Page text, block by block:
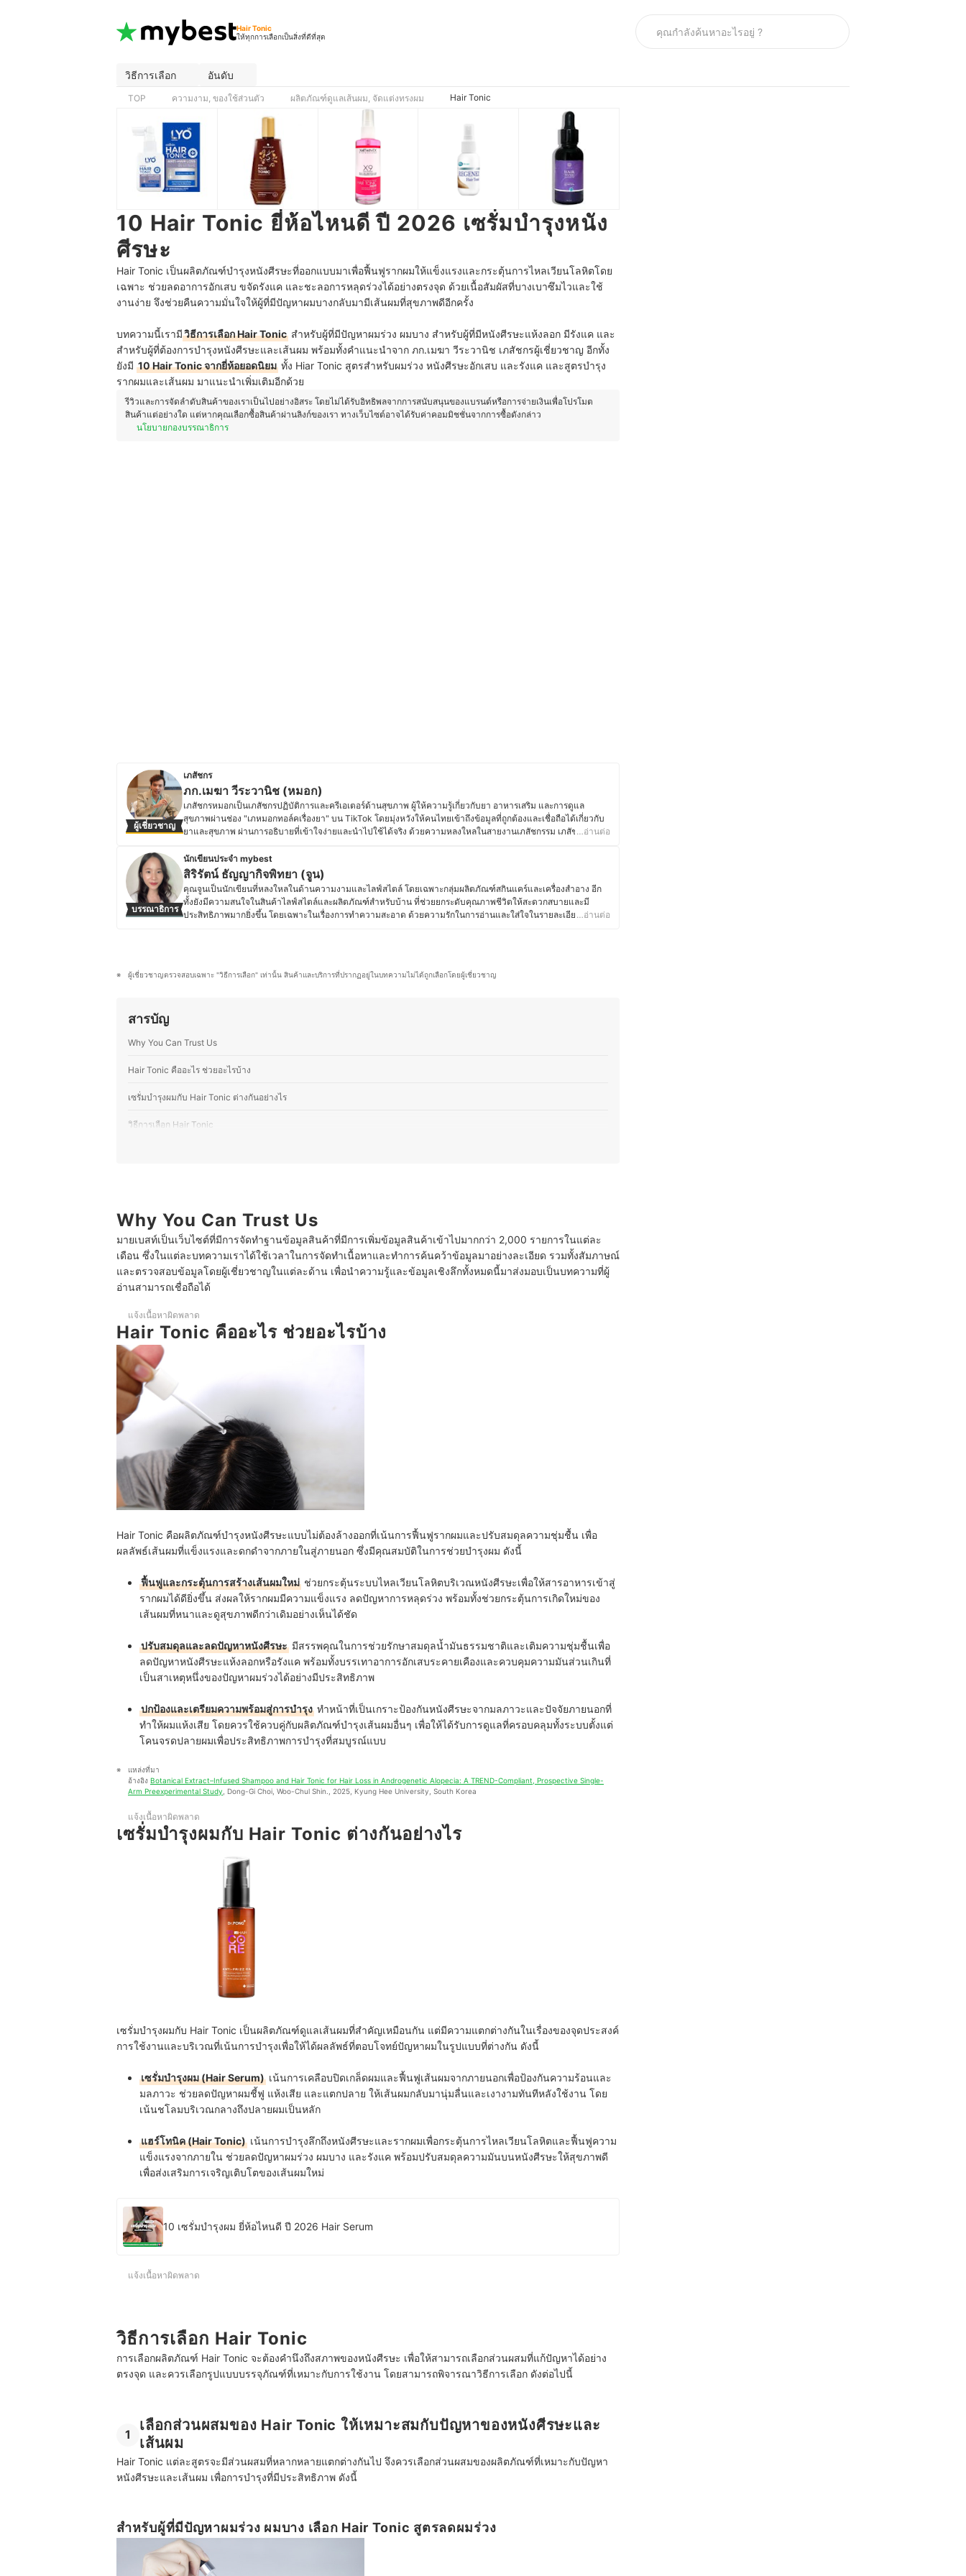
Hair Tonic
ให้ทุกการเลือกเป็นสิ่งที่ดีที่สุด
วิธีการเลือก อันดับ
TOP ความงาม, ของใช้ส่วนตัว ผลิตภัณฑ์ดูแลเส้นผม, จัดแต่งทรงผม Hair Tonic
10 Hair Tonic ยี่ห้อไหนดี ปี 2026 เซรั่มบํารุงหนัง
ศีรษะ
Hair Tonic เป็นผลิตภัณฑ์บำรุงหนังศีรษะที่ออกแบบมาเพื่อฟื้นฟูรากผมให้แข็งแรงและกระตุ้นการไหลเวียนโลหิตโดย
เฉพาะ ช่วยลดอาการอักเสบ ขจัดรังแค และชะลอการหลุดร่วงได้อย่างตรงจุด ด้วยเนื้อสัมผัสที่บางเบาซึมไวและใช้
งานง่าย จึงช่วยคืนความมั่นใจให้ผู้ที่มีปัญหาผมบางกลับมามีเส้นผมที่สุขภาพดีอีกครั้ง
บทความนี้เรามีวิธีการเลือก Hair Tonic สำหรับผู้ที่มีปัญหาผมร่วง ผมบาง สำหรับผู้ที่มีหนังศีรษะแห้งลอก มีรังแค และ
สำหรับผู้ที่ต้องการบำรุงหนังศีรษะและเส้นผม พร้อมทั้งคำแนะนำจาก ภก.เมฆา วีระวานิช เภสัชกรผู้เชี่ยวชาญ อีกทั้ง
ยังมี 10 Hair Tonic จากยี่ห้อยอดนิยม ทั้ง Hiar Tonic สูตรสำหรับผมร่วง หนังศีรษะอักเสบ และรังแค และสูตรบำรุง
รากผมและเส้นผม มาแนะนำเพิ่มเติมอีกด้วย
รีวิวและการจัดลำดับสินค้าของเราเป็นไปอย่างอิสระ โดยไม่ได้รับอิทธิพลจากการสนับสนุนของแบรนด์หรือการจ่ายเงินเพื่อโปรโมต
สินค้าแต่อย่างใด แต่หากคุณเลือกซื้อสินค้าผ่านลิงก์ของเรา ทางเว็บไซต์อาจได้รับค่าคอมมิชชั่นจากการซื้อดังกล่าว
นโยบายกองบรรณาธิการ
ผู้เชี่ยวชาญ
เภสัชกร
ภก.เมฆา วีระวานิช (หมอก)
เภสัชกรหมอกเป็นเภสัชกรปฏิบัติการและครีเอเตอร์ด้านสุขภาพ ผู้ให้ความรู้เกี่ยวกับยา อาหารเสริม และการดูแล
สุขภาพผ่านช่อง "เภหมอกทอล์คเรื่องยา" บน TikTok โดยมุ่งหวังให้คนไทยเข้าถึงข้อมูลที่ถูกต้องและเชื่อถือได้เกี่ยวกับ
ยาและสุขภาพ ผ่านการอธิบายที่เข้าใจง่ายและนำไปใช้ได้จริง ด้วยความหลงใหลในสายงานเภสัชกรรม เภสัชกรหมอก
นานาชาติ ทำให้มีทักษะในการสื่อสารความรู้ทางวิชาการให้ง่ายต่อการเข้าใจ โดยปัจจุบันยังคงพัฒนาเนื้อหาเกี่ยวกับ
การใช้ยาอย่างถูกต้อง การเลือกผลิตภัณฑ์สุขภาพที่เหมาะสม ตลอดจนเทคนิคการดูแลสุขภาพเชิงป้องกัน เพื่อให้ผู้คน
ดูแลตัวเองและคนรอบข้างได้อย่างมีประสิทธิภาพ นอกจากนี้ เภสัชกรหมอกยังเชื่อว่า "ความรู้ด้านสุขภาพที่ถูกต้อง
สามารถช่วยให้ทุกคนมีชีวิตที่ดีขึ้น" จึงมุ่งมั่นสร้างสรรค์คอนเทนต์ที่ให้ทั้งสาระ ความถูกต้อง และความเข้าใจง่าย เพื่อ
ให้ข้อมูลทางสุขภาพเข้าถึงคนทุกกลุ่ม และช่วยลดความเข้าใจผิดเกี่ยวกับยาและอาหารเสริมที่พบได้บ่อยในสังคม
…อ่านต่อ
บรรณาธิการ
นักเขียนประจำ mybest
สิริรัตน์ ธัญญากิจพิทยา (จูน)
คุณจูนเป็นนักเขียนที่หลงใหลในด้านความงามและไลฟ์สไตล์ โดยเฉพาะกลุ่มผลิตภัณฑ์สกินแคร์และเครื่องสำอาง อีก
ทั้งยังมีความสนใจในสินค้าไลฟ์สไตล์และผลิตภัณฑ์สำหรับบ้าน ที่ช่วยยกระดับคุณภาพชีวิตให้สะดวกสบายและมี
ประสิทธิภาพมากยิ่งขึ้น โดยเฉพาะในเรื่องการทำความสะอาด ด้วยความรักในการอ่านและใส่ใจในรายละเอียด คุณจูน
ประวัติของ สิริรัตน์ ธัญญากิจพิทยา (จูน)
…อ่านต่อ
ผู้เชี่ยวชาญตรวจสอบเฉพาะ "วิธีการเลือก" เท่านั้น สินค้าและบริการที่ปรากฏอยู่ในบทความไม่ได้ถูกเลือกโดยผู้เชี่ยวชาญ
สารบัญ
Why You Can Trust Us
Hair Tonic คืออะไร ช่วยอะไรบ้าง
เซรั่มบำรุงผมกับ Hair Tonic ต่างกันอย่างไร
วิธีการเลือก Hair Tonic
เลือกจากเนื้อสัมผัสของ Hair Tonic ให้เหมาะกับความต้องการ
4 เลือก Hair Tonic ที่ได้มาตรฐานและมีเลขจดแจ้งจาก อย.
10 Hair Tonic ยี่ห้อไหนดี เซรั่มบํารุงหนังศีรษะ
Hair Tonic อันตรายไหม
Why You Can Trust Us
มายเบสท์เป็นเว็บไซต์ที่มีการจัดทำฐานข้อมูลสินค้าที่มีการเพิ่มข้อมูลสินค้าเข้าไปมากกว่า 2,000 รายการในแต่ละ
เดือน ซึ่งในแต่ละบทความเราได้ใช้เวลาในการจัดทำเนื้อหาและทำการค้นคว้าข้อมูลมาอย่างละเอียด รวมทั้งสัมภาษณ์
และตรวจสอบข้อมูลโดยผู้เชี่ยวชาญในแต่ละด้าน เพื่อนำความรู้และข้อมูลเชิงลึกทั้งหมดนี้มาส่งมอบเป็นบทความที่ผู้
อ่านสามารถเชื่อถือได้
แจ้งเนื้อหาผิดพลาด
Hair Tonic คืออะไร ช่วยอะไรบ้าง
Hair Tonic คือผลิตภัณฑ์บำรุงหนังศีรษะแบบไม่ต้องล้างออกที่เน้นการฟื้นฟูรากผมและปรับสมดุลความชุ่มชื้น เพื่อ
ผลลัพธ์เส้นผมที่แข็งแรงและดกดำจากภายในสู่ภายนอก ซึ่งมีคุณสมบัติในการช่วยบำรุงผม ดังนี้
ฟื้นฟูและกระตุ้นการสร้างเส้นผมใหม่ ช่วยกระตุ้นระบบไหลเวียนโลหิตบริเวณหนังศีรษะเพื่อให้สารอาหารเข้าสู่
รากผมได้ดียิ่งขึ้น ส่งผลให้รากผมมีความแข็งแรง ลดปัญหาการหลุดร่วง พร้อมทั้งช่วยกระตุ้นการเกิดใหม่ของ
เส้นผมที่หนาและดูสุขภาพดีกว่าเดิมอย่างเห็นได้ชัด
ปรับสมดุลและลดปัญหาหนังศีรษะ มีสรรพคุณในการช่วยรักษาสมดุลน้ำมันธรรมชาติและเติมความชุ่มชื้นเพื่อ
ลดปัญหาหนังศีรษะแห้งลอกหรือรังแค พร้อมทั้งบรรเทาอาการอักเสบระคายเคืองและควบคุมความมันส่วนเกินที่
เป็นสาเหตุหนึ่งของปัญหาผมร่วงได้อย่างมีประสิทธิภาพ
ปกป้องและเตรียมความพร้อมสู่การบำรุง ทำหน้าที่เป็นเกราะป้องกันหนังศีรษะจากมลภาวะและปัจจัยภายนอกที่
ทำให้ผมแห้งเสีย โดยควรใช้ควบคู่กับผลิตภัณฑ์บำรุงเส้นผมอื่นๆ เพื่อให้ได้รับการดูแลที่ครอบคลุมทั้งระบบตั้งแต่
โคนจรดปลายผมเพื่อประสิทธิภาพการบำรุงที่สมบูรณ์แบบ
แหล่งที่มา
อ้างอิง Botanical Extract–Infused Shampoo and Hair Tonic for Hair Loss in Androgenetic Alopecia: A TREND-Compliant, Prospective Single-
Arm Preexperimental Study , Dong-Gi Choi, Woo-Chul Shin., 2025, Kyung Hee University, South Korea
แจ้งเนื้อหาผิดพลาด
เซรั่มบำรุงผมกับ Hair Tonic ต่างกันอย่างไร
เซรั่มบำรุงผมกับ Hair Tonic เป็นผลิตภัณฑ์ดูแลเส้นผมที่สำคัญเหมือนกัน แต่มีความแตกต่างกันในเรื่องของจุดประสงค์
การใช้งานและบริเวณที่เน้นการบำรุงเพื่อให้ได้ผลลัพธ์ที่ตอบโจทย์ปัญหาผมในรูปแบบที่ต่างกัน ดังนี้
เซรั่มบำรุงผม (Hair Serum) เน้นการเคลือบปิดเกล็ดผมและฟื้นฟูเส้นผมจากภายนอกเพื่อป้องกันความร้อนและ
มลภาวะ ช่วยลดปัญหาผมชี้ฟู แห้งเสีย และแตกปลาย ให้เส้นผมกลับมานุ่มลื่นและเงางามทันทีหลังใช้งาน โดย
เน้นชโลมบริเวณกลางถึงปลายผมเป็นหลัก
แฮร์โทนิค (Hair Tonic) เน้นการบำรุงลึกถึงหนังศีรษะและรากผมเพื่อกระตุ้นการไหลเวียนโลหิตและฟื้นฟูความ
แข็งแรงจากภายใน ช่วยลดปัญหาผมร่วง ผมบาง และรังแค พร้อมปรับสมดุลความมันบนหนังศีรษะให้สุขภาพดี
เพื่อส่งเสริมการเจริญเติบโตของเส้นผมใหม่
10 เซรั่มบำรุงผม ยี่ห้อไหนดี ปี 2026 Hair Serum
แจ้งเนื้อหาผิดพลาด
วิธีการเลือก Hair Tonic
การเลือกผลิตภัณฑ์ Hair Tonic จะต้องคำนึงถึงสภาพของหนังศีรษะ เพื่อให้สามารถเลือกส่วนผสมที่แก้ปัญหาได้อย่าง
ตรงจุด และควรเลือกรูปแบบบรรจุภัณฑ์ที่เหมาะกับการใช้งาน โดยสามารถพิจารณาวิธีการเลือก ดังต่อไปนี้
1
เลือกส่วนผสมของ Hair Tonic ให้เหมาะสมกับปัญหาของหนังศีรษะและ
เส้นผม
Hair Tonic แต่ละสูตรจะมีส่วนผสมที่หลากหลายแตกต่างกันไป จึงควรเลือกส่วนผสมของผลิตภัณฑ์ที่เหมาะกับปัญหา
หนังศีรษะและเส้นผม เพื่อการบำรุงที่มีประสิทธิภาพ ดังนี้
สำหรับผู้ที่มีปัญหาผมร่วง ผมบาง เลือก Hair Tonic สูตรลดผมร่วง